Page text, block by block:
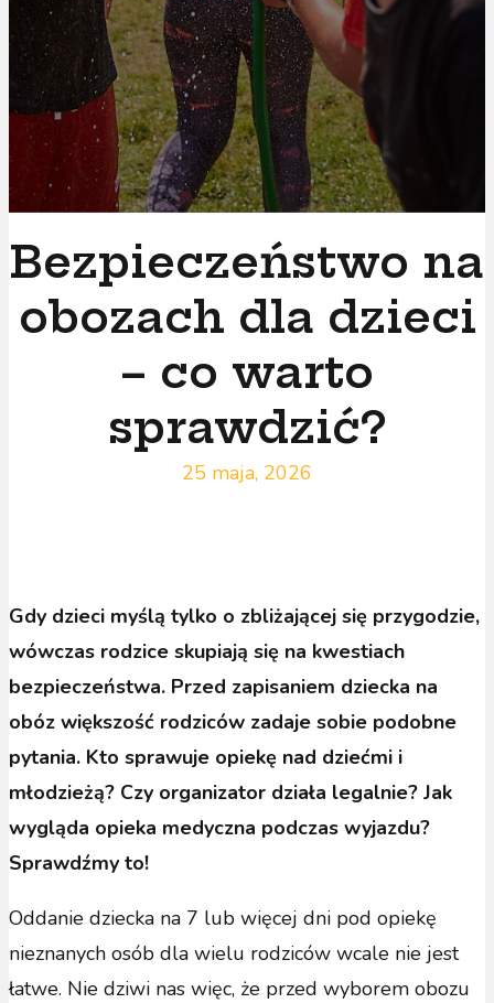
Bezpieczeństwo na
obozach dla dzieci
– co warto
sprawdzić?
25 maja, 2026
Gdy dzieci myślą tylko o zbliżającej się przygodzie,
wówczas rodzice skupiają się na kwestiach
bezpieczeństwa. Przed zapisaniem dziecka na
obóz większość rodziców zadaje sobie podobne
pytania. Kto sprawuje opiekę nad dziećmi i
młodzieżą? Czy organizator działa legalnie? Jak
wygląda opieka medyczna podczas wyjazdu?
Sprawdźmy to!
Oddanie dziecka na 7 lub więcej dni pod opiekę
nieznanych osób dla wielu rodziców wcale nie jest
łatwe. Nie dziwi nas więc, że przed wyborem obozu